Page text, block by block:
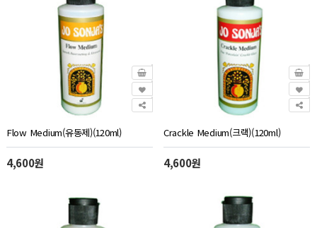
Flow Medium(유동제)(120ml)
4,600원
Crackle Medium(크랙)(120ml)
4,600원